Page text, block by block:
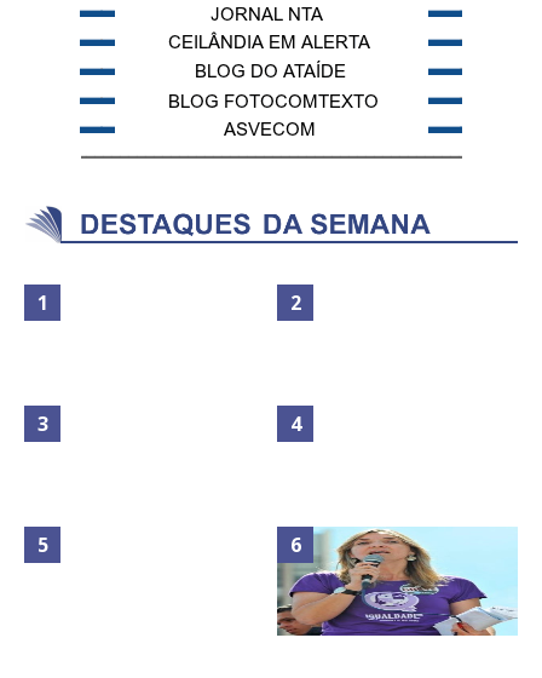
No Brasil do golpe, 61,5 mi de
consumidores estão
inadimplentes